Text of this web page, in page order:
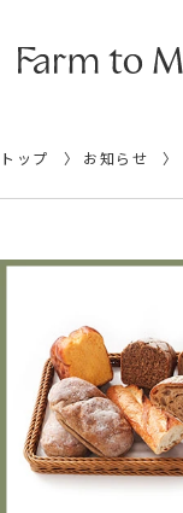
トップ お知らせ